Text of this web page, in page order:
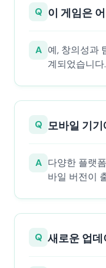
Q 이 게임은
A 예, 창의성과
계되었습니다.
Q 모바일 기
A 다양한 플랫
바일 버전이
Q 새로운 업